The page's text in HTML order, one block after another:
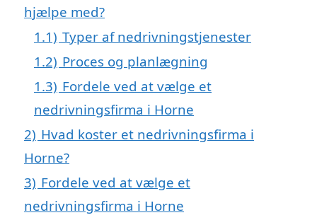
hjælpe med?
1.1) Typer af nedrivningstjenester
1.2) Proces og planlægning
1.3) Fordele ved at vælge et
nedrivningsfirma i Horne
2) Hvad koster et nedrivningsfirma i
Horne?
3) Fordele ved at vælge et
nedrivningsfirma i Horne